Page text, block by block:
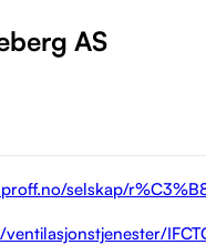
AS
selskap/